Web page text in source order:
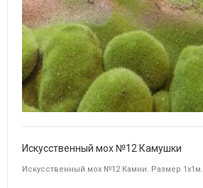
Искусственный мох №12 Камушки
Искусственный мох №12 Камни. Размер 1х1м.